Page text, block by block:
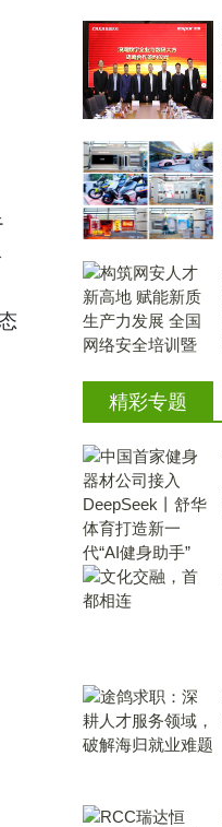
精彩专题